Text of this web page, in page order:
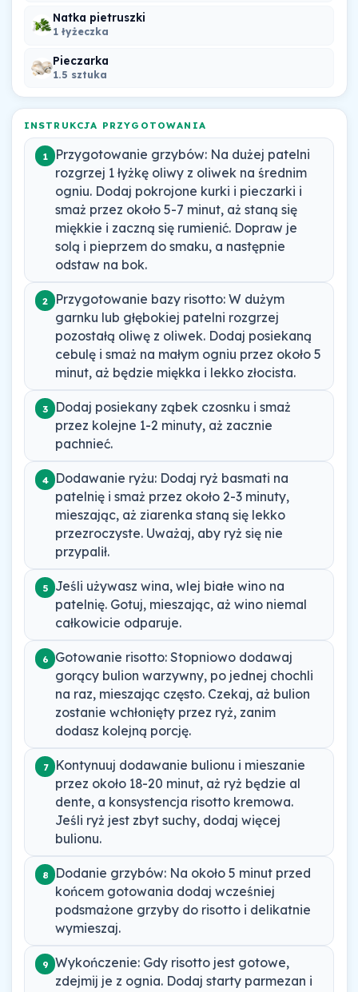
Natka pietruszki
1 łyżeczka
Pieczarka
1.5 sztuka
INSTRUKCJA PRZYGOTOWANIA
1
Przygotowanie grzybów: Na dużej patelni
rozgrzej 1 łyżkę oliwy z oliwek na średnim
ogniu. Dodaj pokrojone kurki i pieczarki i
smaż przez około 5-7 minut, aż staną się
miękkie i zaczną się rumienić. Dopraw je
solą i pieprzem do smaku, a następnie
odstaw na bok.
2
Przygotowanie bazy risotto: W dużym
garnku lub głębokiej patelni rozgrzej
pozostałą oliwę z oliwek. Dodaj posiekaną
cebulę i smaż na małym ogniu przez około 5
minut, aż będzie miękka i lekko złocista.
3
Dodaj posiekany ząbek czosnku i smaż
przez kolejne 1-2 minuty, aż zacznie
pachnieć.
4
Dodawanie ryżu: Dodaj ryż basmati na
patelnię i smaż przez około 2-3 minuty,
mieszając, aż ziarenka staną się lekko
przezroczyste. Uważaj, aby ryż się nie
przypalił.
5
Jeśli używasz wina, wlej białe wino na
patelnię. Gotuj, mieszając, aż wino niemal
całkowicie odparuje.
6
Gotowanie risotto: Stopniowo dodawaj
gorący bulion warzywny, po jednej chochli
na raz, mieszając często. Czekaj, aż bulion
zostanie wchłonięty przez ryż, zanim
dodasz kolejną porcję.
7
Kontynuuj dodawanie bulionu i mieszanie
przez około 18-20 minut, aż ryż będzie al
dente, a konsystencja risotto kremowa.
Jeśli ryż jest zbyt suchy, dodaj więcej
bulionu.
8
Dodanie grzybów: Na około 5 minut przed
końcem gotowania dodaj wcześniej
podsmażone grzyby do risotto i delikatnie
wymieszaj.
9
Wykończenie: Gdy risotto jest gotowe,
zdejmij je z ognia. Dodaj starty parmezan i